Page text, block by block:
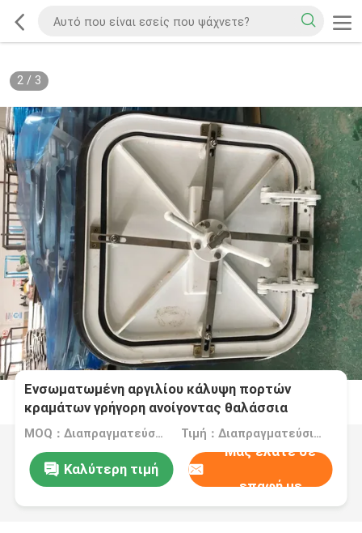
2/ 3
Ενσωματωμένη αργιλίου κάλυψη πορτών
κραμάτων γρήγορη ανοίγοντας θαλάσσια
MOQ：Διαπραγματεύσιμος Τιμή：Διαπραγματεύσιμα
Καλύτερη τιμή
Μας ελάτε σε
επαφή με